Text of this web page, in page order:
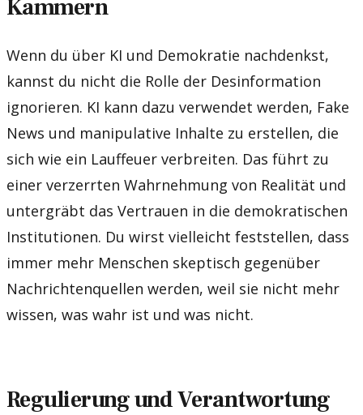
Kammern
Wenn du über KI und Demokratie nachdenkst,
kannst du nicht die Rolle der Desinformation
ignorieren. KI kann dazu verwendet werden, Fake
News und manipulative Inhalte zu erstellen, die
sich wie ein Lauffeuer verbreiten. Das führt zu
einer verzerrten Wahrnehmung von Realität und
untergräbt das Vertrauen in die demokratischen
Institutionen. Du wirst vielleicht feststellen, dass
immer mehr Menschen skeptisch gegenüber
Nachrichtenquellen werden, weil sie nicht mehr
wissen, was wahr ist und was nicht.
Regulierung und Verantwortung